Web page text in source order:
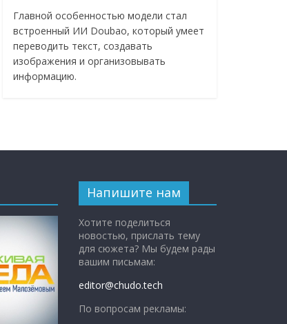
Главной особенностью модели стал
встроенный ИИ Doubao, который умеет
переводить текст, создавать
изображения и организовывать
информацию.
Напишите нам
Хотите поделиться
новостью, прислать тему
для сюжета? Мы будем рады
вашим письмам:
editor@chudo.tech
По вопросам рекламы: